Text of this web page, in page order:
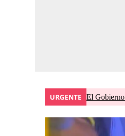
URGENTE El